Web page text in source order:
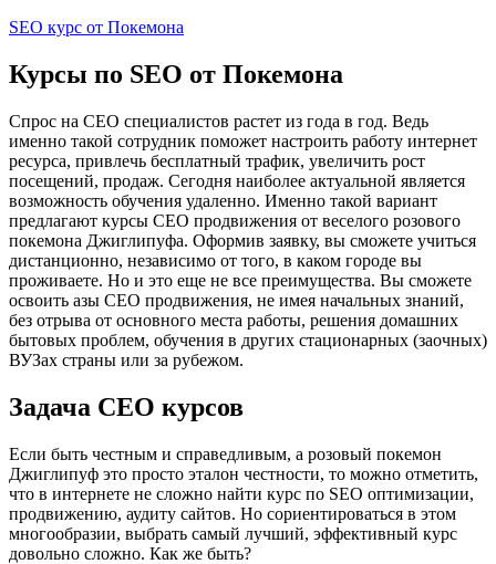
Перейти
содержимому
SEO курс от Покемона
Курсы по SEO от Покемона
Спрос на СЕО специалистов растет из года в год. Ведь
именно такой сотрудник поможет настроить работу интернет
ресурса, привлечь бесплатный трафик, увеличить рост
посещений, продаж. Сегодня наиболее актуальной является
возможность обучения удаленно. Именно такой вариант
предлагают курсы СЕО продвижения от веселого розового
покемона Джиглипуфа. Оформив заявку, вы сможете учиться
дистанционно, независимо от того, в каком городе вы
проживаете. Но и это еще не все преимущества. Вы сможете
освоить азы СЕО продвижения, не имея начальных знаний,
без отрыва от основного места работы, решения домашних
бытовых проблем, обучения в других стационарных (заочных)
ВУЗах страны или за рубежом.
Задача СЕО курсов
Если быть честным и справедливым, а розовый покемон
Джиглипуф это просто эталон честности, то можно отметить,
что в интернете не сложно найти курс по SEO оптимизации,
продвижению, аудиту сайтов. Но сориентироваться в этом
многообразии, выбрать самый лучший, эффективный курс
довольно сложно. Как же быть?